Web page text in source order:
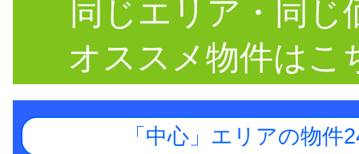
同じエリア・同じ
オススメ物件はこ
「中心」エリアの物件